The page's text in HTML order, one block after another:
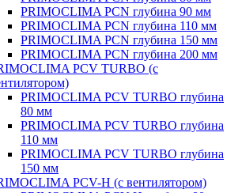
PRIMOCLIMA PCN глубина 90 мм
PRIMOCLIMA PCN глубина 110 мм
PRIMOCLIMA PCN глубина 150 мм
PRIMOCLIMA PCN глубина 200 мм
PCV TURBO (c
PRIMOCLIMA PCV TURBO глубина
80 мм
PRIMOCLIMA PCV TURBO глубина
110 мм
PRIMOCLIMA PCV TURBO глубина
150 мм
PCV-H (c вентилятором)